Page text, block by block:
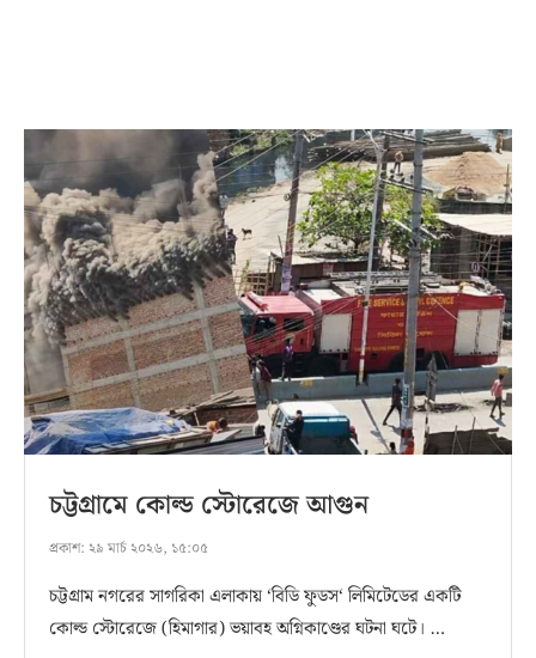
চট্টগ্রামে কোল্ড স্টোরেজে আগুন
প্রকাশ: ২৯ মার্চ ২০২৬, ১৫:০৫
চট্টগ্রাম নগরের সাগরিকা এলাকায় ‘বিডি ফুডস‘ লিমিটেডের একটি
কোল্ড স্টোরেজে (হিমাগার) ভয়াবহ অগ্নিকাণ্ডের ঘটনা ঘটে। …